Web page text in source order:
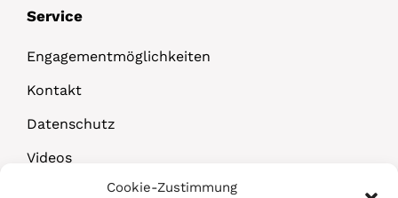
Cookie-Zustimmung
Service
Engagementmöglichkeiten
Kontakt
Datenschutz
Videos